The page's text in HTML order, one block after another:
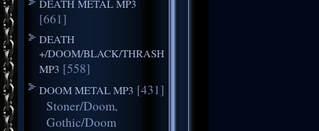
DEATH METAL MP3
[661]
DEATH
+/DOOM/BLACK/THRASH
MP3 [558]
DOOM METAL MP3 [431]
Stoner/Doom,
Gothic/Doom